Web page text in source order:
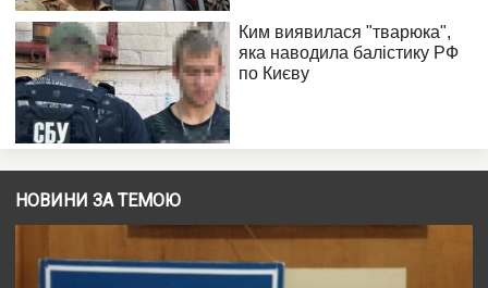
НОВИНИ ЗА ТЕМОЮ